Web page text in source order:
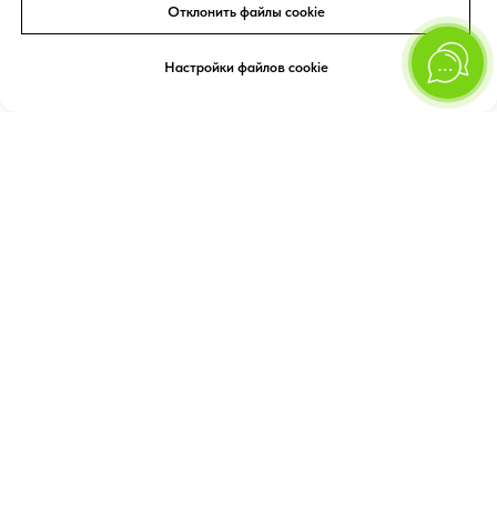
Отклонить файлы cookie
Настройки файлов cookie